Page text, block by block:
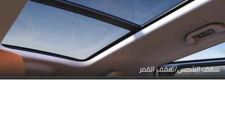
سقف الشمس/سقف القمر